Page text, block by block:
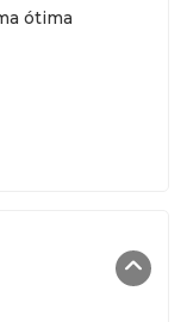
ótima